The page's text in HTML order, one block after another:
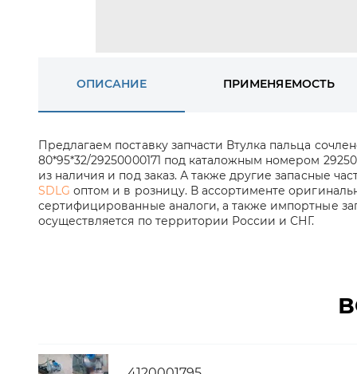
ОПИСАНИЕ ПРИМЕНЯЕМОСТЬ
Предлагаем поставку запчасти Втулка пальца
80*95*32/29250000171 под каталожным номером
из наличия и под заказ. А также другие запасные
SDLG оптом и в розницу. В ассортименте
сертифицированные аналоги, а также импортные
осуществляется по территории России и СНГ.